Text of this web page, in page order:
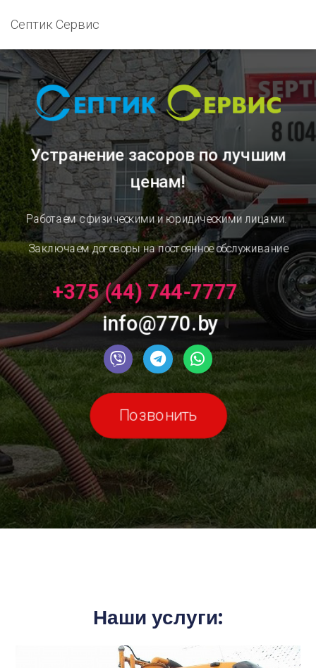
Септик Сервис
Устранение засоровпо лучшим
ценам!
Работаем с физическими и юридическими лицами.
Заключаем договоры на постоянное обслуживание
+375 (44) 744-7777
info@770.by
Позвонить
Наши услуги: